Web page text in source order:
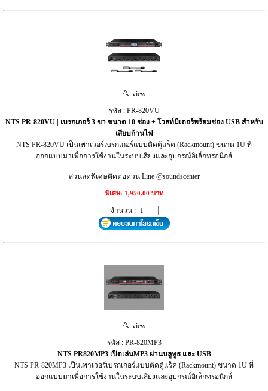
view
รหัส : PR-820VU
NTS PR-820VU | เบรกเกอร์ 3 ขา ขนาด 10 ช่อง + โวลท์มิเตอร์พร้อมช่อง USB สำหรับ
เสียบก้านไฟ
NTS PR-820VU เป็นเพาเวอร์เบรกเกอร์แบบติดตู้แร็ค (Rackmount) ขนาด 1U ที่
ออกแบบมาเพื่อการใช้งานในระบบเสียงและอุปกรณ์อิเล็กทรอนิกส์
ส่วนลดพิเศษติดต่อด่วน Line @soundscenter
พิเศษ: 1,950.00 บาท
จำนวน :
view
รหัส : PR-820MP3
NTS PR820MP3 เปิดเล่นMP3 ผ่านบลูทูธ และ USB
NTS PR-820MP3 เป็นเพาเวอร์เบรกเกอร์แบบติดตู้แร็ค (Rackmount) ขนาด 1U ที่
ออกแบบมาเพื่อการใช้งานในระบบเสียงและอุปกรณ์อิเล็กทรอนิกส์